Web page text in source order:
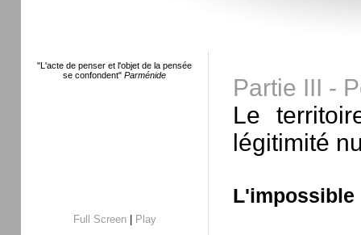
"L'acte de penser et l'objet de la pensée
se confondent" Parménide
Full Screen|
Play
Partie III -
Le
légitimité
L'impossible